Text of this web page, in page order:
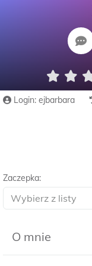
Login: ejbarbara
Zaczepka:
O mnie